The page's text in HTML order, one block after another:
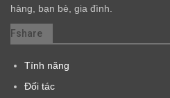
hàng, bạn bè, gia đình.
Fshare
Tính năng
Đối tác